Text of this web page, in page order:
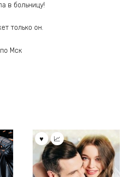
в больницу!
только он.
Мск